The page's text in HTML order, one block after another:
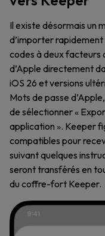
Il existe désormais un
d’importer rapidement
codes à deux facteurs
d’Apple directement
iOS 26 et versions
Mots de passe
de sélectionner «
application ». Keeper
compatibles pour
suivant quelques
seront transférés en
du coffre-fort Keeper.